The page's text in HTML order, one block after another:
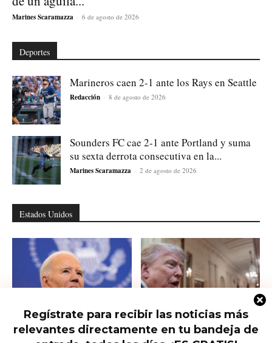
Regístrate para recibir las noticias más
relevantes directamente en tu bandeja de
Marines Scaramazza - 6 de agosto de 2026
Deportes
Marineros caen 2-1 ante los Rays en Seattle
Redacción - 8 de agosto de 2026
Sounders FC cae 2-1 ante Portland y suma
su sexta derrota consecutiva en la...
Marines Scaramazza - 2 de agosto de 2026
Estados Unidos
Hunter Biden habla del cáncer de
Qué saber del nuevo intento de